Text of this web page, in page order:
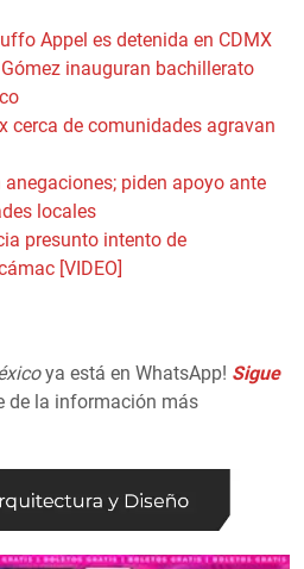
Appel es detenida en CDMX
inauguran bachillerato
cerca de comunidades agravan
anegaciones; piden apoyo ante
locales
presunto intento de
[VIDEO]
ya está en WhatsApp! Sigue
de la información más